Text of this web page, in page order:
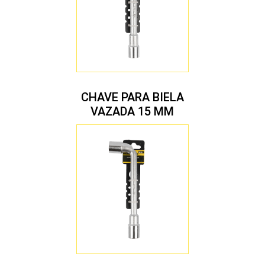
CHAVE PARA BIELA
VAZADA 15 MM